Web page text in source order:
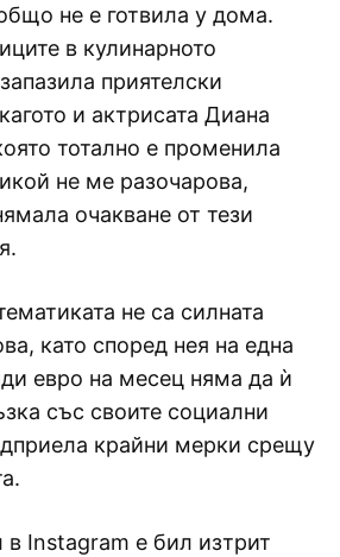
не е готвила у дома.
в кулинарното
приятелски
и актрисата Диана
тотално е променила
не ме разочарова,
очакване от тези
не са силната
като според нея на една
евро на месец няма да ѝ
със своите социални
крайни мерки срещу
Instagram е бил изтрит